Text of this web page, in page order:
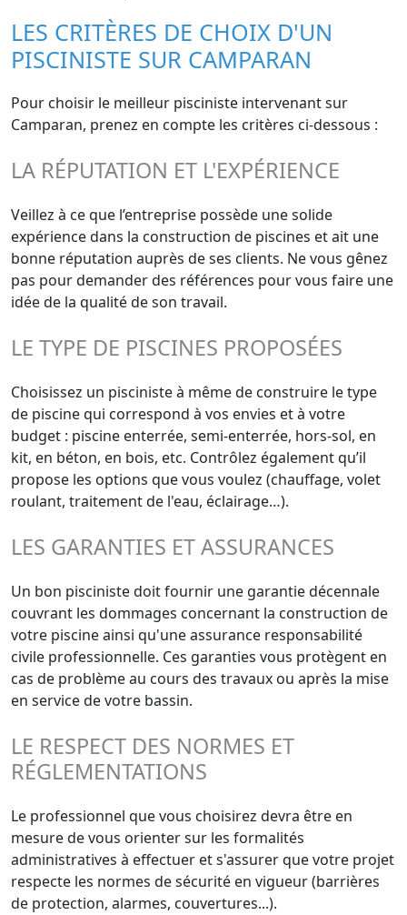
LES CRITÈRES DE CHOIX D'UN
PISCINISTE SUR CAMPARAN
Pour choisir le meilleur pisciniste intervenant sur
Camparan, prenez en compte les critères ci-dessous :
LA RÉPUTATION ET L'EXPÉRIENCE
Veillez à ce que l’entreprise possède une solide
expérience dans la construction de piscines et ait une
bonne réputation auprès de ses clients. Ne vous gênez
pas pour demander des références pour vous faire une
idée de la qualité de son travail.
LE TYPE DE PISCINES PROPOSÉES
Choisissez un pisciniste à même de construire le type
de piscine qui correspond à vos envies et à votre
budget : piscine enterrée, semi-enterrée, hors-sol, en
kit, en béton, en bois, etc. Contrôlez également qu’il
propose les options que vous voulez (chauffage, volet
roulant, traitement de l'eau, éclairage…).
LES GARANTIES ET ASSURANCES
Un bon pisciniste doit fournir une garantie décennale
couvrant les dommages concernant la construction de
votre piscine ainsi qu'une assurance responsabilité
civile professionnelle. Ces garanties vous protègent en
cas de problème au cours des travaux ou après la mise
en service de votre bassin.
LE RESPECT DES NORMES ET
RÉGLEMENTATIONS
Le professionnel que vous choisirez devra être en
mesure de vous orienter sur les formalités
administratives à effectuer et s'assurer que votre projet
respecte les normes de sécurité en vigueur (barrières
de protection, alarmes, couvertures...).